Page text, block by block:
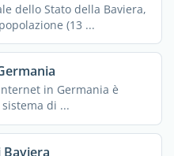
dello Stato della Baviera,
(13 ...
in Germania è
di ...
Baviera